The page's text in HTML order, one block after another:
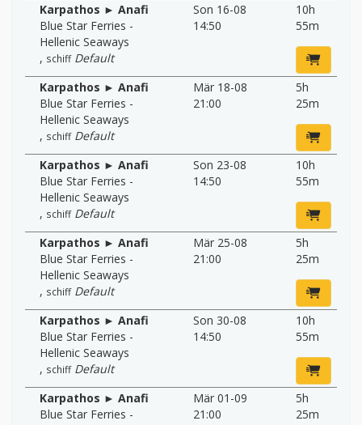
Karpathos ► Anafi
Blue Star Ferries -
Hellenic Seaways
, schiff Default
Son 16-08
14:50
10h
55m
Karpathos ► Anafi
Blue Star Ferries -
Hellenic Seaways
, schiff Default
Mär 18-08
21:00
5h
25m
Karpathos ► Anafi
Blue Star Ferries -
Hellenic Seaways
, schiff Default
Son 23-08
14:50
10h
55m
Karpathos ► Anafi
Blue Star Ferries -
Hellenic Seaways
, schiff Default
Mär 25-08
21:00
5h
25m
Karpathos ► Anafi
Blue Star Ferries -
Hellenic Seaways
, schiff Default
Son 30-08
14:50
10h
55m
Karpathos ► Anafi
Blue Star Ferries -
Mär 01-09
21:00
5h
25m